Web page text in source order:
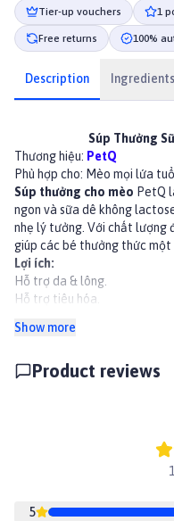
Tier-up vouchers 1
Free returns 100%
Description Ingredients
Súp Thưởng
Thương hiệu: PetQ
Phù hợp cho: Mèo mọi lứa
Súp thưởng cho mèo PetQ
ngon và sữa dê không
nhẹ lý tưởng. Với chất lượng
giúp các bé thưởng thức một
Lợi ích:
Hỗ trợ da & lông.
Hỗ trợ tiêu hóa.
Hương vị hấp dẫn
Thịt tươi + sữa dê lactose,
Bảo quản sản phẩm nơi khô
Sau khi mở gói sản phẩm,
hoặc bảo quản cẩn thận
Trong quá trình sử dụng,
giảm chất lượng.
Show more
Product reviews
5